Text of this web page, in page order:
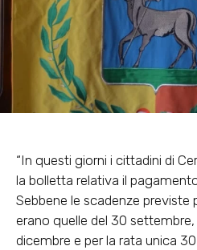
“In questi giorni i cittadini di
la bolletta relativa il
Sebbene le scadenze previste
erano quelle del 30
dicembre e per la rata unica